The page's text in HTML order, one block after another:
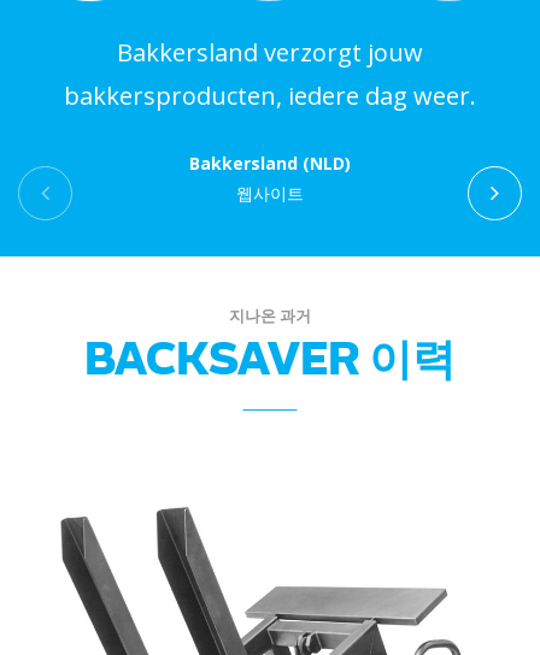
Bakkersland verzorgt jouw
bakkersproducten, iedere dag weer.
Bakkersland (NLD)
웹사이트
지나온 과거
BACKSAVER 이력